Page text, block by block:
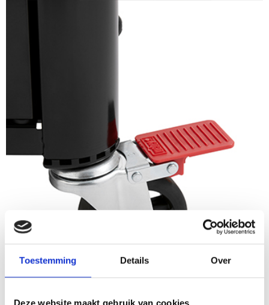
Toestemming Details Over
Deze website maakt gebruik van cookies